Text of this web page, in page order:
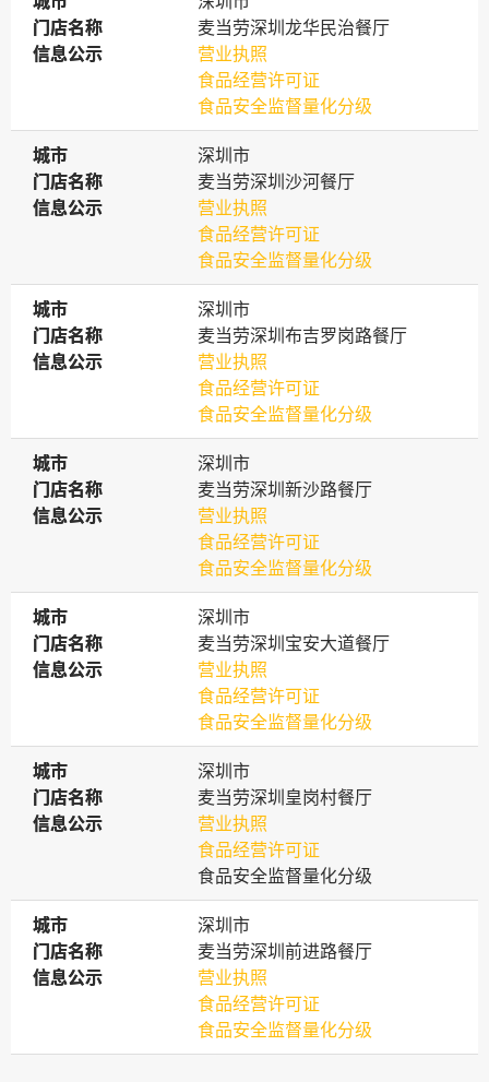
门店名称
门店名称
麦当劳深圳龙华民治餐厅
信息公示
信息公示
营业执照
食品经营许可证
食品安全监督量化分级
城市
城市
深圳市
门店名称
门店名称
麦当劳深圳沙河餐厅
信息公示
信息公示
营业执照
食品经营许可证
食品安全监督量化分级
城市
城市
深圳市
门店名称
门店名称
麦当劳深圳布吉罗岗路餐厅
信息公示
信息公示
营业执照
食品经营许可证
食品安全监督量化分级
城市
城市
深圳市
门店名称
门店名称
麦当劳深圳新沙路餐厅
信息公示
信息公示
营业执照
食品经营许可证
食品安全监督量化分级
城市
城市
深圳市
门店名称
门店名称
麦当劳深圳宝安大道餐厅
信息公示
信息公示
营业执照
食品经营许可证
食品安全监督量化分级
城市
城市
深圳市
门店名称
门店名称
麦当劳深圳皇岗村餐厅
信息公示
信息公示
营业执照
食品经营许可证
食品安全监督量化分级
城市
城市
深圳市
门店名称
门店名称
麦当劳深圳前进路餐厅
信息公示
信息公示
营业执照
食品经营许可证
食品安全监督量化分级